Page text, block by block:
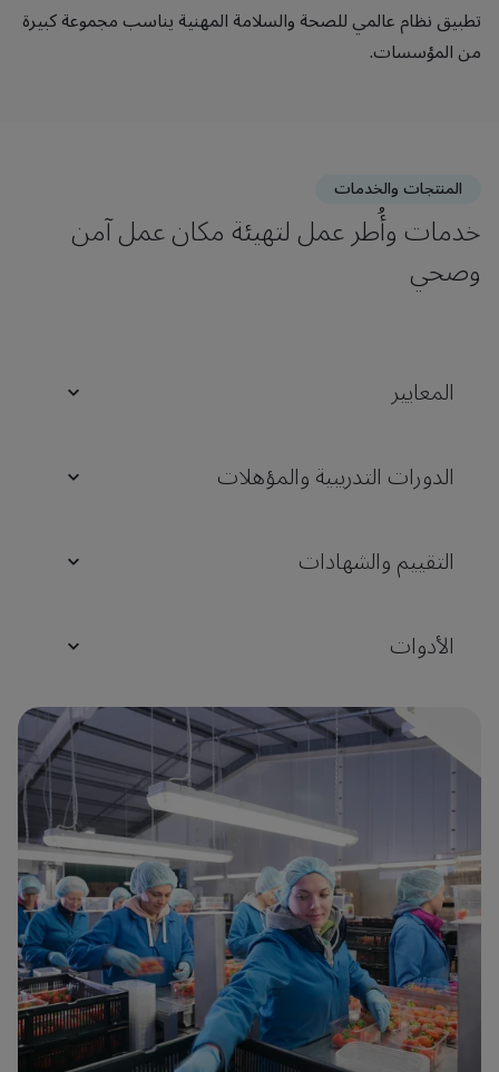
تطبيق نظام عالمي للصحة والسلامة المهنية يناسب مجموعة كبيرة
من المؤسسات.
المنتجات والخدمات
خدمات وأُطر عمل لتهيئة مكان عمل آمن
وصحي
المعايير
الدورات التدريبية والمؤهلات
التقييم والشهادات
الأدوات